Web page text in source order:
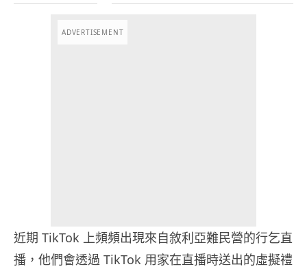
ADVERTISEMENT
近期 TikTok 上頻頻出現來自敘利亞難民營的行乞直
播，他們會透過 TikTok 用家在直播時送出的虛擬禮